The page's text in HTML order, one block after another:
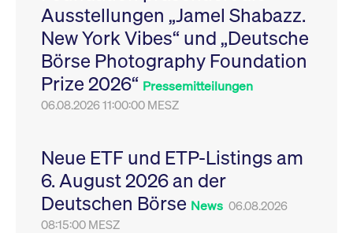
Ausstellungen „Jamel Shabazz.
New York Vibes“ und „Deutsche
Börse Photography Foundation
Prize 2026“ Pressemitteilungen
06.08.2026 11:00:00 MESZ
Neue ETF und ETP-Listings am
6. August 2026 an der
Deutschen Börse News 06.08.2026
08:15:00 MESZ
Leistung der Website
zu messen. Es handelt
sich um ein Muster-
Cookie, bei dem auf
das Präfix _pk_ses
eine kurze Reihe von
VISITOR_PRIVACY_METADATA
YouTube
.youtube.com
6
Monate
Dieses Cookie dient
Speicherung der
Einwilligungs- und
des Nutzers für ihre
Interaktion mit der
Sitzungen geehrt